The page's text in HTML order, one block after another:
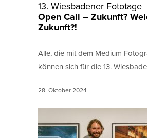
13. Wiesbadener Fototage
Open Call – Zukunft?
Zukunft?!
Alle, die mit dem Medium
können sich für die 13.
28. Oktober 2024